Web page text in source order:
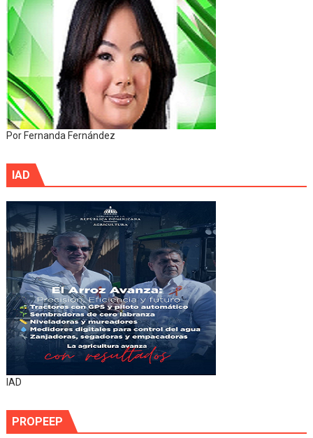
Por Fernanda Fernández
IAD
IAD
PROPEEP